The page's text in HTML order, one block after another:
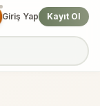
Giriş Yap Kayıt Ol